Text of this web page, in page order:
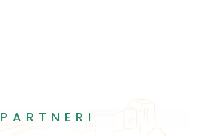
PARTNERI